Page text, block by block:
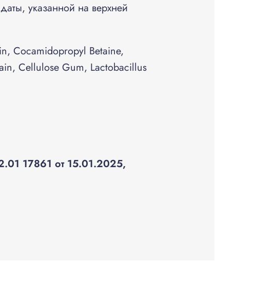
указанной на верхней
Cocamidopropyl Betaine,
Cellulose Gum, Lactobacillus
17861 от 15.01.2025,